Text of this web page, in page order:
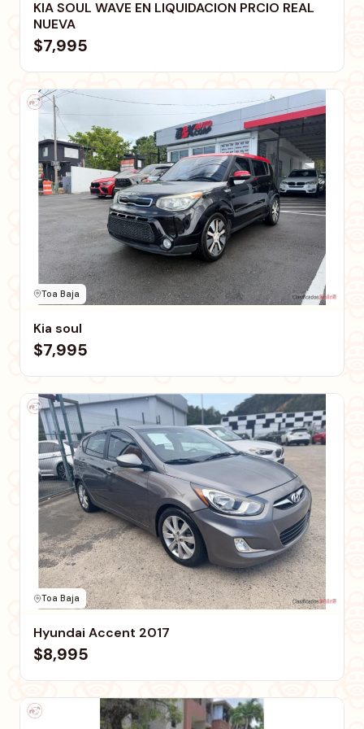
KIA SOUL WAVE EN LIQUIDACION PRCIO REAL
NUEVA
$7,995
Toa Baja
Kia soul
$7,995
Toa Baja
Hyundai Accent 2017
$8,995